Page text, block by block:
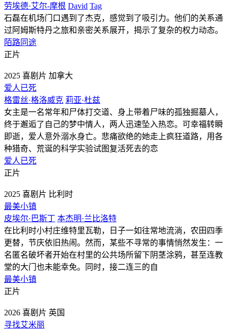
劳埃德·艾尔-摩根 David Tag
石磊在机场门口遇到了杰克，感觉到了吸引力。他们的关系通
过阿姆斯特丹之旅和亲密关系展开，揭示了复杂的权力动态。
陌路同途
正片
2025 喜剧片 加拿大
爱人已死
格雷丝·格洛威克 莉亚·杜兹
女主是一名常年和尸体打交道、身上带着尸味的孤独掘墓人，
终于邂逅了自己的梦中情人，两人迅速坠入热恋。可幸福转瞬
即逝，爱人意外溺水身亡。悲痛欲绝的她走上疯狂道路，用各
种猎奇、荒诞的科学实验试图复活死去的恋
爱人已死
正片
2025 喜剧片 比利时
最美小镇
皮埃尔·巴斯丁 本杰明·兰比洛特
在比利时小村庄维特里瓦勒，日子一如往常地流淌，农田四季
更替，节庆依旧热闹。然而，某些不寻常的事情悄然发生：一
名匿名破坏者开始在村里的公共场所留下阴茎涂鸦，甚至连教
堂的大门也未能幸免。同时，接二连三的自
最美小镇
正片
2026 喜剧片 英国
寻找艾米丽